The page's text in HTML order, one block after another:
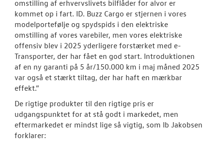
omstilling af erhvervslivets bilflåder for alvor er
kommet op i fart. ID. Buzz Cargo er stjernen i vores
modelportefølje og spydspids i den elektriske
omstilling af vores varebiler, men vores elektriske
offensiv blev i 2025 yderligere forstærket med e-
Transporter, der har fået en god start. Introduktionen
af en ny garanti på 5 år/150.000 km i maj måned 2025
var også et stærkt tiltag, der har haft en mærkbar
effekt.”
De rigtige produkter til den rigtige pris er
udgangspunktet for at stå godt i markedet, men
eftermarkedet er mindst lige så vigtig, som Ib Jakobsen
forklarer: